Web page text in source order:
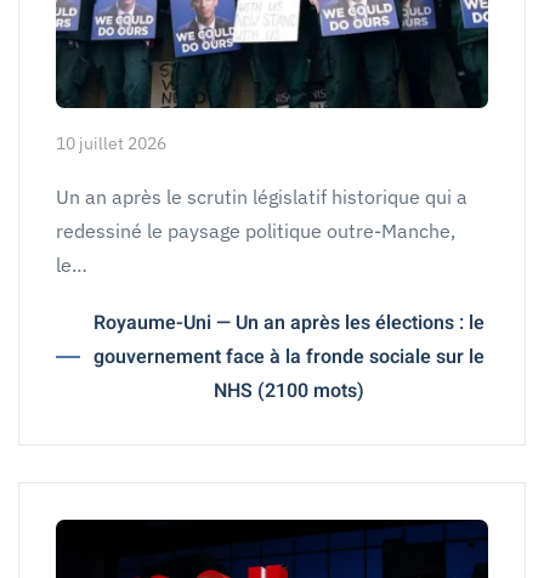
10 juillet 2026
Un an après le scrutin législatif historique qui a
redessiné le paysage politique outre-Manche,
le…
Royaume-Uni — Un an après les élections : le
gouvernement face à la fronde sociale sur le
NHS (2100 mots)